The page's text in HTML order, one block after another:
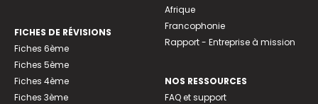
FICHES DE RÉVISIONS
Fiches 6ème
Fiches 5ème
Fiches 4ème
Fiches 3ème
Afrique
Francophonie
Rapport - Entreprise à mission
NOS RESSOURCES
FAQ et support